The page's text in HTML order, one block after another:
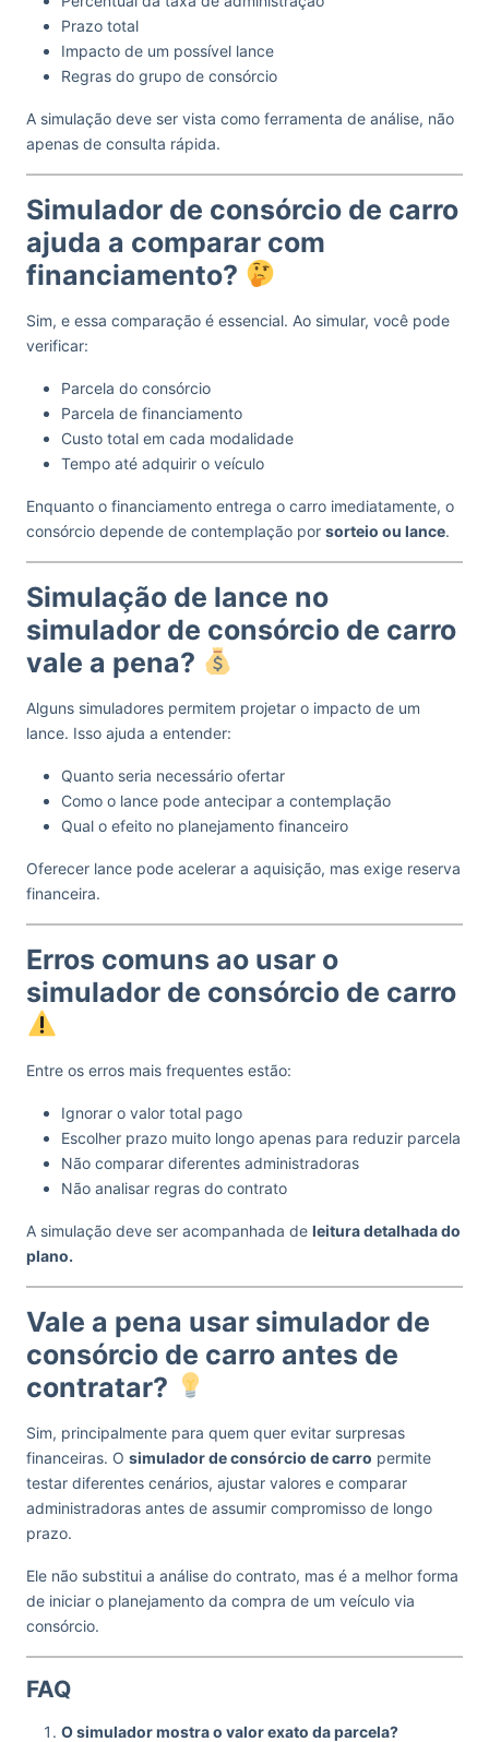
Prazo total
Impacto de um possível lance
Regras do grupo de consórcio
A simulação deve ser vista como ferramenta de análise, não
apenas de consulta rápida.
Simulador de consórcio de carro
ajuda a comparar com
financiamento?
Sim, e essa comparação é essencial. Ao simular, você pode
verificar:
Parcela do consórcio
Parcela de financiamento
Custo total em cada modalidade
Tempo até adquirir o veículo
Enquanto o financiamento entrega o carro imediatamente, o
consórcio depende de contemplação por sorteio ou lance.
Simulação de lance no
simulador de consórcio de carro
vale a pena?
Alguns simuladores permitem projetar o impacto de um
lance. Isso ajuda a entender:
Quanto seria necessário ofertar
Como o lance pode antecipar a contemplação
Qual o efeito no planejamento financeiro
Oferecer lance pode acelerar a aquisição, mas exige reserva
financeira.
Erros comuns ao usar o
simulador de consórcio de carro
Entre os erros mais frequentes estão:
Ignorar o valor total pago
Escolher prazo muito longo apenas para reduzir parcela
Não comparar diferentes administradoras
Não analisar regras do contrato
A simulação deve ser acompanhada de leitura detalhada do
plano.
Vale a pena usar simulador de
consórcio de carro antes de
contratar?
Sim, principalmente para quem quer evitar surpresas
financeiras. O simulador de consórcio de carro permite
testar diferentes cenários, ajustar valores e comparar
administradoras antes de assumir compromisso de longo
prazo.
Ele não substitui a análise do contrato, mas é a melhor forma
de iniciar o planejamento da compra de um veículo via
consórcio.
FAQ
O simulador mostra o valor exato da parcela?